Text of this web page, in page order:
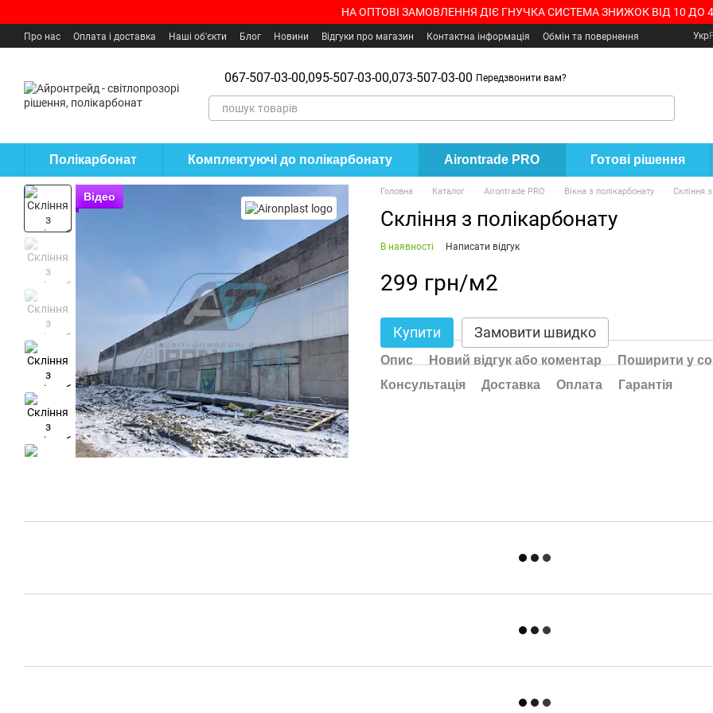
НА ОПТОВІ ЗАМОВЛЕННЯ ДІЄ ГНУЧКА СИСТЕМА ЗНИЖОК ВІД 10 ДО
Про нас Оплата і доставка Наші об'єкти Блог Новини Відгуки про магазин Контактна інформація
Обмін та повернення
Укр
067-507-03-00,095-507-03-00,073-507-03-00 Передзвонити вам?
Полікарбонат Комплектуючі до полікарбонату Airontrade PRO Готові рішення
Відео Головна Каталог Airontrade PRO Вікна з полікарбонату Скління
Скління з полікарбонату
В наявності Написати відгук
299 грн/м2
Купити Замовити швидко
Опис Новий відгук або коментар
Поширити у
Консультація
Доставка Оплата Гарантія